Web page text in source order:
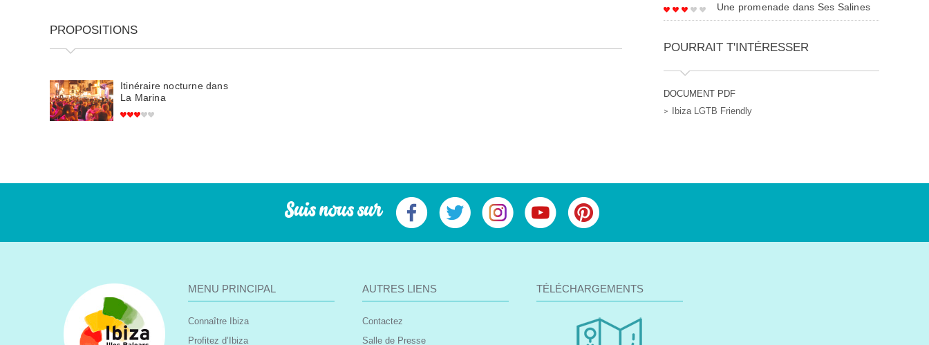
PROPOSITIONS
Itinéraire nocturne dans
La Marina
Une promenade dans Ses Salines
POURRAIT T'INTÉRESSER
DOCUMENT PDF
Ibiza LGTB Friendly
Suis nous sur
MENU PRINCIPAL
Connaître Ibiza
Profitez d’Ibiza
AUTRES LIENS
Contactez
Salle de Presse
TÉLÉCHARGEMENTS